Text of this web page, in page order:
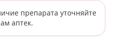
препарата уточняйте
аптек.